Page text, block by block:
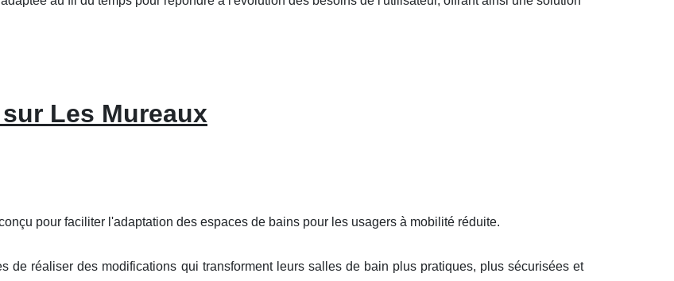
Les Mureaux
pour faciliter l'adaptation des espaces de bains pour les usagers à mobilité réduite.
de réaliser des modifications qui transforment leurs salles de bain plus pratiques, plus sécurisées et